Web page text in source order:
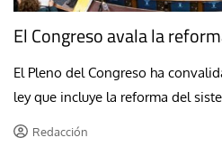
El Congreso avala la
El Pleno del Congreso ha
ley que incluye la reforma del
Redacción